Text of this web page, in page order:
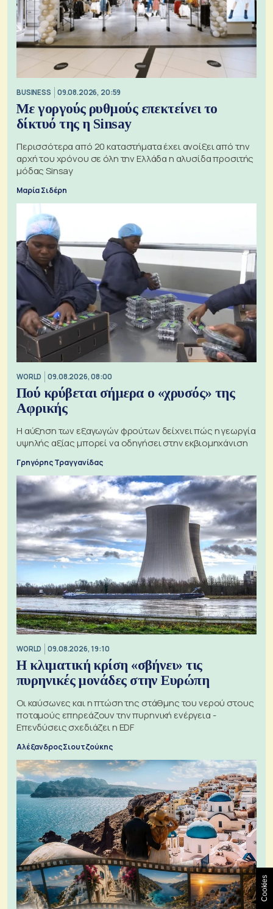
BUSINESS 09.08.2026, 20:59
Με γοργούς ρυθμούς επεκτείνει το
δίκτυό της η Sinsay
Περισσότερα από 20 καταστήματα έχει ανοίξει από την
αρχή του χρόνου σε όλη την Ελλάδα η αλυσίδα προσιτής
μόδας Sinsay
Μαρία Σιδέρη
WORLD 09.08.2026, 08:00
Πού κρύβεται σήμερα ο «χρυσός» της
Αφρικής
Η αύξηση των εξαγωγών φρούτων δείχνει πώς η γεωργία
υψηλής αξίας μπορεί να οδηγήσει στην εκβιομηχάνιση
Γρηγόρης Τραγγανίδας
WORLD 09.08.2026, 19:10
Η κλιματική κρίση «σβήνει» τις
πυρηνικές μονάδες στην Ευρώπη
Οι καύσωνες και η πτώση της στάθμης του νερού στους
ποταμούς επηρεάζουν την πυρηνική ενέργεια -
Επενδύσεις σχεδιάζει η EDF
Αλέξανδρος Σιουτζούκης
Cookies